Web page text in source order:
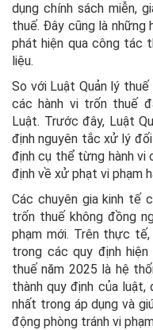
dụng chính sách miễn,
thuế. Đây cũng là những
phát hiện qua công tác
liệu.
So với Luật Quản lý
các hành vi trốn thuế
Luật. Trước đây, Luật
định nguyên tắc xử lý
định cụ thể từng hành vi
định về xử phạt vi phạm
Các chuyên gia kinh tế
trốn thuế không đồng
phạm mới. Trên thực
trong các quy định
thuế năm 2025 là hệ
thành quy định của
nhất trong áp dụng và
động phòng tránh vi